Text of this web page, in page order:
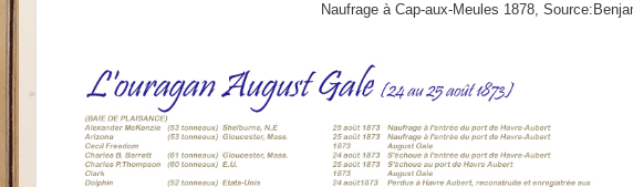
Naufrage à Cap-aux-Meules 1878,